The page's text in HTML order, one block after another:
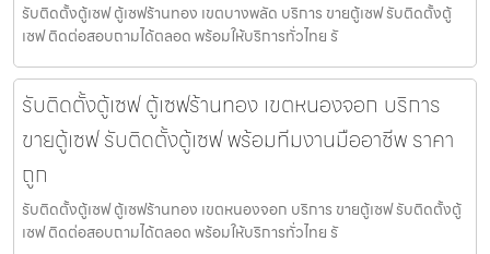
รับติดตั้งตู้เซฟ ตู้เซฟร้านทอง เขตบางพลัด บริการ ขายตู้เซฟ รับติดตั้งตู้
เซฟ ติดต่อสอบถามได้ตลอด พร้อมให้บริการทั่วไทย รั
รับติดตั้งตู้เซฟ ตู้เซฟร้านทอง เขตหนองจอก บริการ
ขายตู้เซฟ รับติดตั้งตู้เซฟ พร้อมทีมงานมืออาชีพ ราคา
ถูก
รับติดตั้งตู้เซฟ ตู้เซฟร้านทอง เขตหนองจอก บริการ ขายตู้เซฟ รับติดตั้งตู้
เซฟ ติดต่อสอบถามได้ตลอด พร้อมให้บริการทั่วไทย รั